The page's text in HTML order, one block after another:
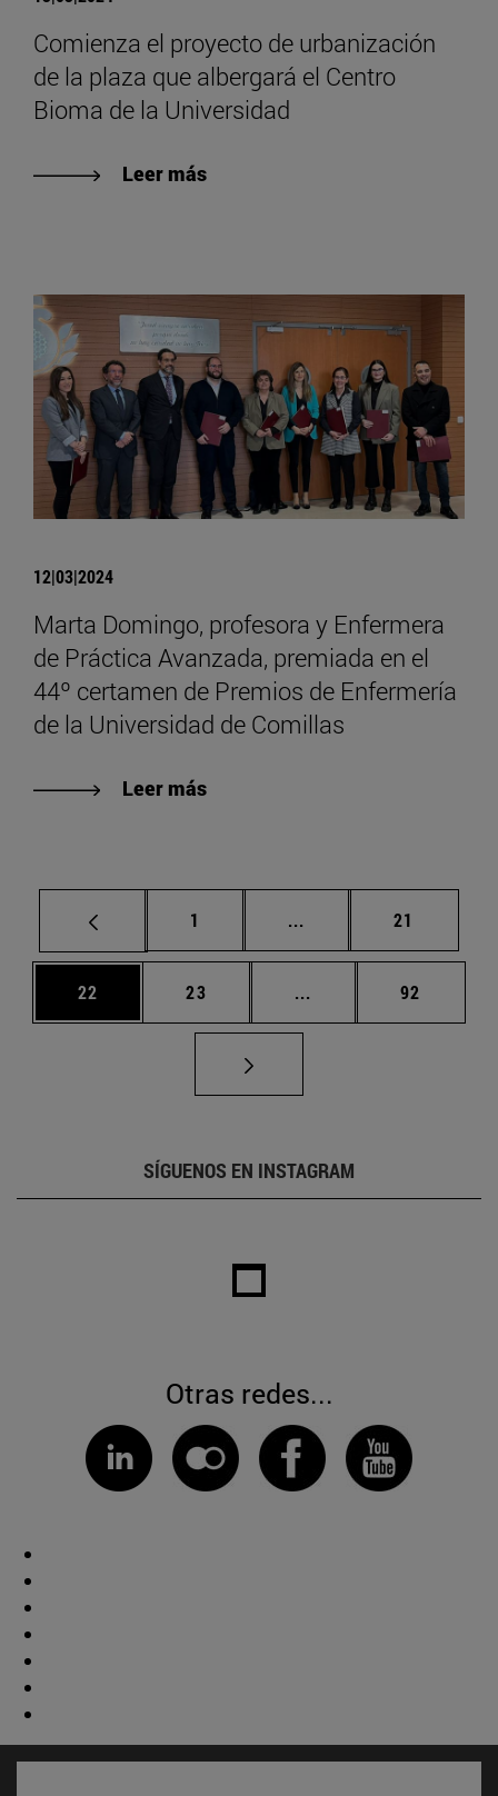
Comienza el proyecto de urbanización
de la plaza que albergará el Centro
Bioma de la Universidad
Leer más
12|03|2024
Marta Domingo, profesora y Enfermera
de Práctica Avanzada, premiada en el
44º certamen de Premios de Enfermería
de la Universidad de Comillas
Leer más
Página
1 ... Páginas intermedias
Página
21
Página
22 Página
23 ... Páginas intermedias
Página
92
SÍGUENOS EN INSTAGRAM
Otras redes...